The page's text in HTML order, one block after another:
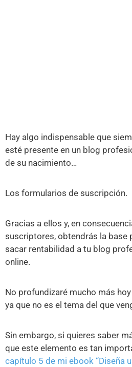
Hay algo indispensable que
esté presente en un blog
de su nacimiento…
Los formularios de suscripción.
Gracias a ellos y, en
suscriptores, obtendrás la base
sacar rentabilidad a tu blog
online.
No profundizaré mucho más
ya que no es el tema del que
Sin embargo, si quieres saber
que este elemento es tan
capítulo 5 de mi ebook “Diseña